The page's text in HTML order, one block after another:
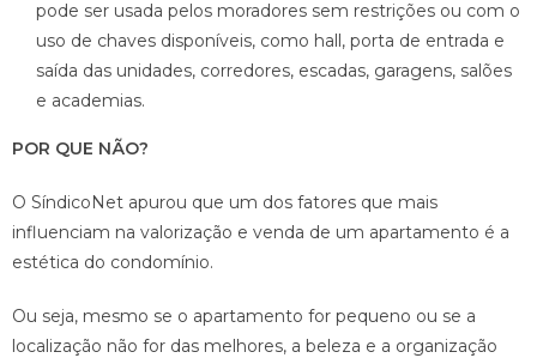
pode ser usada pelos moradores sem restrições ou com o
uso de chaves disponíveis, como hall, porta de entrada e
saída das unidades, corredores, escadas, garagens, salões
e academias.
POR QUE NÃO?
O SíndicoNet apurou que um dos fatores que mais
influenciam na valorização e venda de um apartamento é a
estética do condomínio.
Ou seja, mesmo se o apartamento for pequeno ou se a
localização não for das melhores, a beleza e a organização